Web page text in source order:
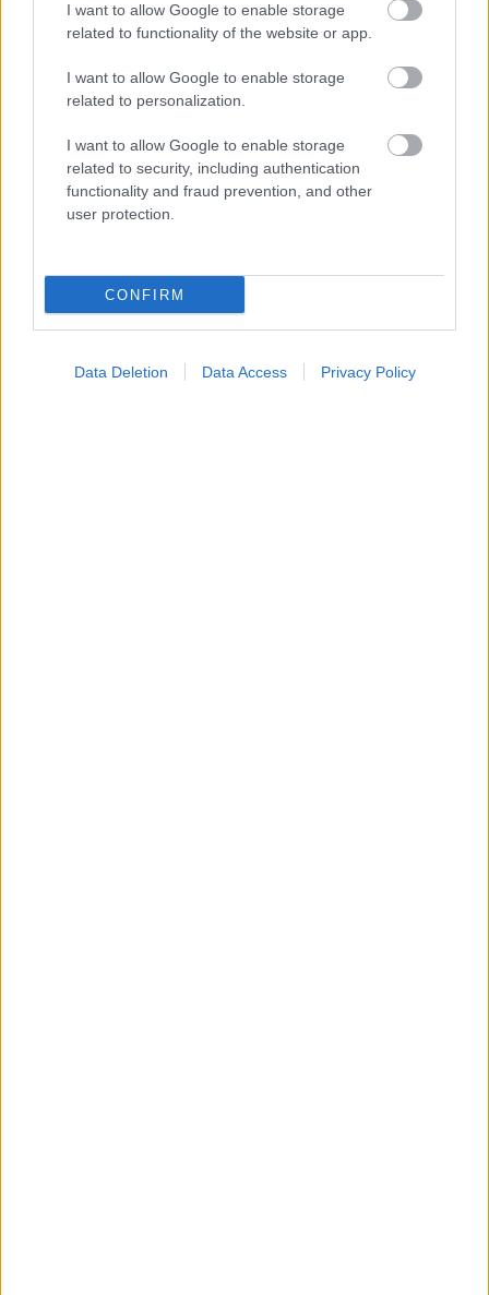
I want to allow Google to enable storage
related to functionality of the website or app.
I want to allow Google to enable storage
related to personalization.
I want to allow Google to enable storage
related to security, including authentication
functionality and fraud prevention, and other
user protection.
CONFIRM
Data Deletion Data Access Privacy Policy
Ο καλός ύπνος μπορεί να συμβάλλει στην καλή
σχολική επίδοση των εφήβων